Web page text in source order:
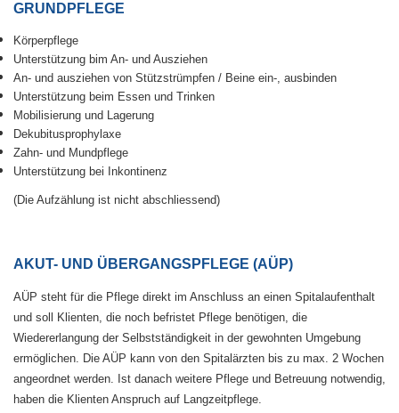
GRUNDPFLEGE
Körperpflege
Unterstützung bim An- und Ausziehen
An- und ausziehen von Stützstrümpfen / Beine ein-, ausbinden
Unterstützung beim Essen und Trinken
Mobilisierung und Lagerung
Dekubitusprophylaxe
Zahn- und Mundpflege
Unterstützung bei Inkontinenz
(Die Aufzählung ist nicht abschliessend)
AKUT- UND ÜBERGANGSPFLEGE (AÜP)
AÜP steht für die Pflege direkt im Anschluss an einen Spitalaufenthalt
und soll Klienten, die noch befristet Pflege benötigen, die
Wiedererlangung der Selbstständigkeit in der gewohnten Umgebung
ermöglichen. Die AÜP kann von den Spitalärzten bis zu max. 2 Wochen
angeordnet werden. Ist danach weitere Pflege und Betreuung notwendig,
haben die Klienten Anspruch auf Langzeitpflege.